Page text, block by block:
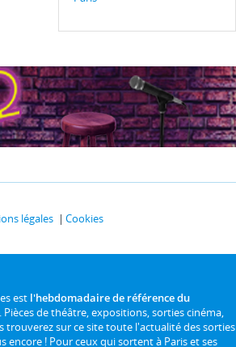
légales Cookies
est l'hebdomadaire de référence du
Pièces de théâtre, expositions, sorties cinéma,
trouverez sur ce site toute l'actualité des sorties
encore ! Pour ceux qui sortent à Paris et ses